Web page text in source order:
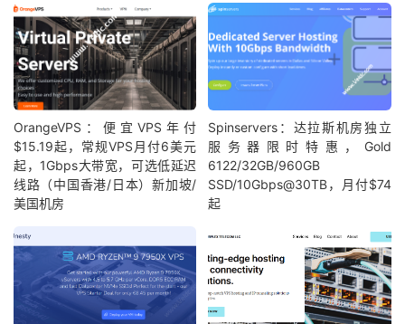
OrangeVPS：便宜VPS年付
$15.19起，常规VPS月付6美元
起，1Gbps大带宽，可选低延迟
线路（中国香港/日本）新加坡/
美国机房
Spinservers：达拉斯机房独立
服务器限时特惠，Gold
6122/32GB/960GB
SSD/10Gbps@30TB，月付$74
起